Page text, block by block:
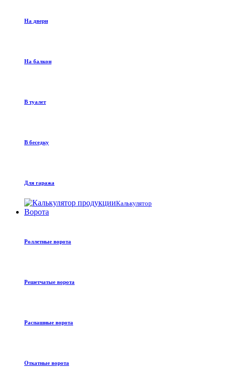
На двери
На балкон
В туалет
В беседку
Для гаража
Калькулятор
Ворота
Роллетные ворота
Решетчатые ворота
Распашные ворота
Откатные ворота